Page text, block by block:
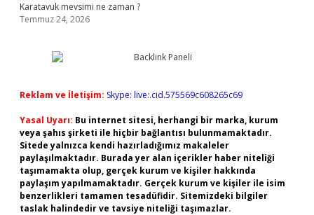
Karatavuk mevsimi ne zaman ?
Temmuz 24, 2026
Reklam ve İletişim: Skype: live:.cid.575569c608265c69
Yasal Uyarı: Bu internet sitesi, herhangi bir marka, kurum
veya şahıs şirketi ile hiçbir bağlantısı bulunmamaktadır.
Sitede yalnızca kendi hazırladığımız makaleler
paylaşılmaktadır. Burada yer alan içerikler haber niteliği
taşımamakta olup, gerçek kurum ve kişiler hakkında
paylaşım yapılmamaktadır. Gerçek kurum ve kişiler ile isim
benzerlikleri tamamen tesadüfidir. Sitemizdeki bilgiler
taslak halindedir ve tavsiye niteliği taşımazlar.